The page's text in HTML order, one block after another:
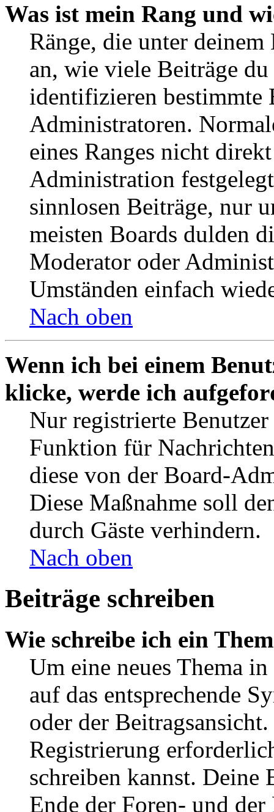
Was ist mein Rang und
Ränge, die unter deinem
an, wie viele Beiträge
identifizieren bestimmte
Administratoren.
eines Ranges nicht
Administration
sinnlosen Beiträge, nur
meisten Boards dulden
Moderator oder
Umständen einfach
Nach oben
Wenn ich bei einem
klicke, werde ich
Nur registrierte
Funktion für
diese von der Board-
Diese Maßnahme soll
durch Gäste verhindern.
Nach oben
Beiträge schreiben
Wie schreibe ich ein
Um eine neues Thema
auf das entsprechende
oder der
Registrierung
schreiben kannst. Deine
Ende der Foren- und